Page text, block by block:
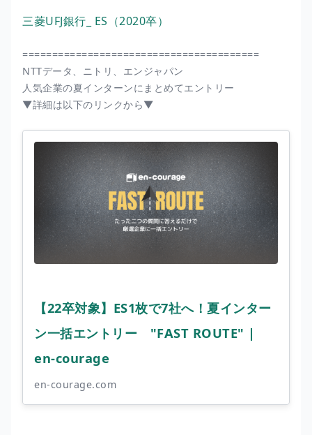
三菱UFJ銀行_ ES（2020卒）
========================================
NTTデータ、ニトリ、エンジャパン
人気企業の夏インターンにまとめてエントリー
▼詳細は以下のリンクから▼
【22卒対象】ES1枚で7社へ！夏インター
ン一括エントリー "FAST ROUTE" |
en-courage
en-courage.com